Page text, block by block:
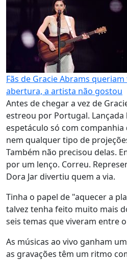
Fãs de Gracie Abrams
abertura, a artista não gostou
Antes de chegar a vez de
estreou por Portugal. Lançada
espetáculo só com companhia
nem qualquer tipo de
Também não precisou delas.
por um lenço. Correu.
Dora Jar divertiu quem a via.
Tinha o papel de "aquecer a
talvez tenha feito muito mais
seis temas que viveram entre
As músicas ao vivo ganham
as gravações têm um ritmo